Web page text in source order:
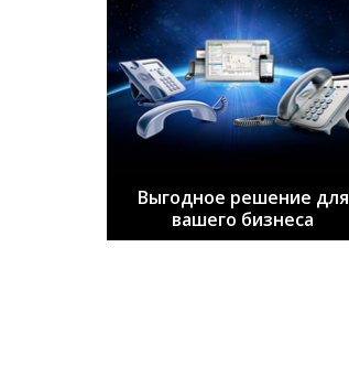
Выгодное решение для
вашего бизнеса